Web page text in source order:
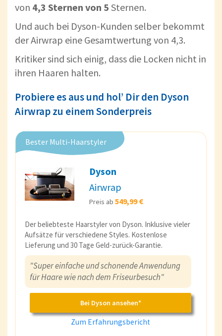
von 4,3 Sternen von 5 Sternen.
Und auch bei Dyson-Kunden selber bekommt
der Airwrap eine Gesamtwertung von 4,3.
Kritiker sind sich einig, dass die Locken nicht in
ihren Haaren halten.
Probiere es aus und hol’ Dir den Dyson
Airwrap zu einem Sonderpreis
Bester Multi-Haarstyler
Dyson
Airwrap
Preis ab 549,99 €
Der beliebteste Haarstyler von Dyson. Inklusive vieler
Aufsätze für verschiedene Styles. Kostenlose
Lieferung und 30 Tage Geld-zurück-Garantie.
"Super einfache und schonende Anwendung
für Haare wie nach dem Friseurbesuch"
Bei Dyson ansehen*
Zum Erfahrungsbericht